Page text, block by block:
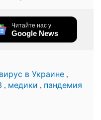
Читайте нас у
Google News
в Украине ,
, медики , пандемия